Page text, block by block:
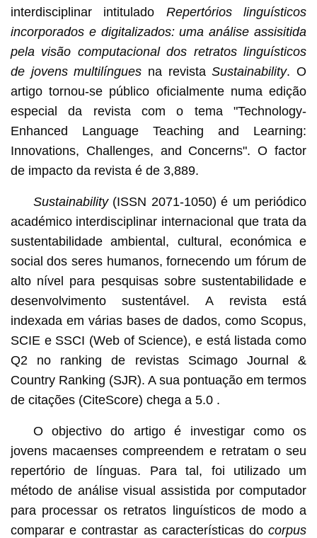
interdisciplinar intitulado Repertórios linguísticos
incorporados e digitalizados: uma análise assisitida
pela visão computacional dos retratos linguísticos
de jovens multilíngues na revistaSustainability. O
artigo tornou-se público oficialmente numa edição
especial da revista com o tema "Technology-
Enhanced Language Teaching and Learning:
Innovations, Challenges, and Concerns". O factor
de impacto da revista é de 3,889.
Sustainability(ISSN 2071-1050) é um periódico
académico interdisciplinar internacional que trata da
sustentabilidade ambiental, cultural, económica e
social dos seres humanos, fornecendo um fórum de
alto nível para pesquisas sobre sustentabilidade e
desenvolvimento sustentável. A revista está
indexada em várias bases de dados, como Scopus,
SCIE e SSCI (Web of Science), e está listada como
Q2 no ranking de revistas Scimago Journal &
Country Ranking (SJR). A sua pontuação em termos
de citações (CiteScore) chega a 5.0 .
O objectivo do artigo é investigar como os
jovens macaenses compreendem e retratam o seu
repertório de línguas. Para tal, foi utilizado um
método de análise visual assistida por computador
para processar os retratos linguísticos de modo a
comparar e contrastar as características docorpus